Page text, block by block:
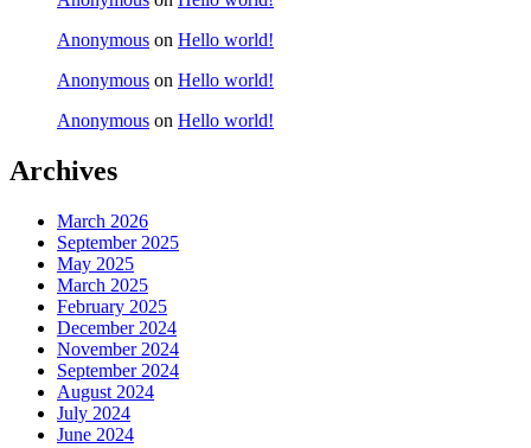
Anonymous on Hello world!
Anonymous on Hello world!
Anonymous on Hello world!
Archives
March 2026
September 2025
May 2025
March 2025
February 2025
December 2024
November 2024
September 2024
August 2024
July 2024
June 2024